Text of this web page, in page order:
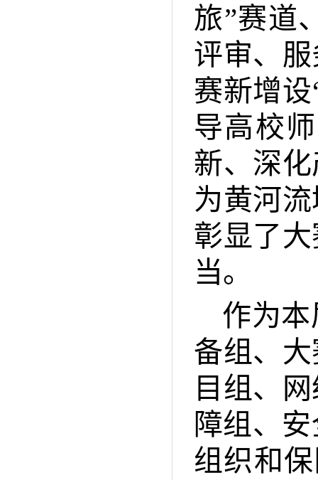
旅”赛道
评审、
赛新增
导高校
新、深
为黄河
彰显了
当。
作为
备组、
目组、
障组、
组织和